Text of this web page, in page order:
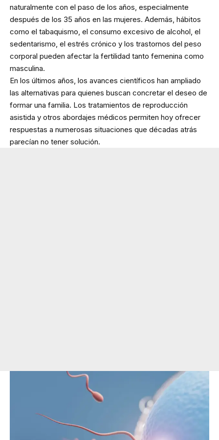
naturalmente con el paso de los años, especialmente
después de los 35 años en las mujeres. Además, hábitos
como el tabaquismo, el consumo excesivo de alcohol, el
sedentarismo, el estrés crónico y los trastornos del peso
corporal pueden afectar la fertilidad tanto femenina como
masculina.
En los últimos años, los avances científicos han ampliado
las alternativas para quienes buscan concretar el deseo de
formar una familia. Los tratamientos de reproducción
asistida y otros abordajes médicos permiten hoy ofrecer
respuestas a numerosas situaciones que décadas atrás
parecían no tener solución.